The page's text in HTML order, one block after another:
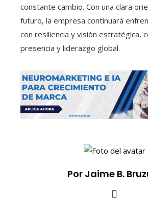
constante cambio. Con una clara
futuro, la empresa continuará
con resiliencia y visión estratégica,
presencia y liderazgo global.
Por Jaime B.